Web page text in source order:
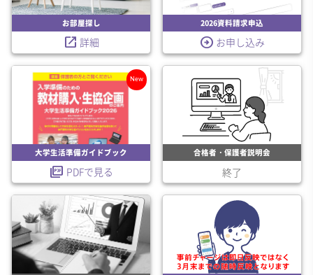
お部屋探し
launch 詳細
2026資料請求申込
arrow_circle_right お申し込み
New
大学生活準備ガイドブック
picture_as_pdf PDFで見る
合格者・保護者説明会
終了